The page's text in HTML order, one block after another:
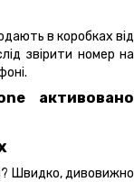
в коробках від
звірити номер на
активовано
Швидко, дивовижно